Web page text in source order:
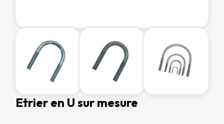
Etrier en U sur mesure